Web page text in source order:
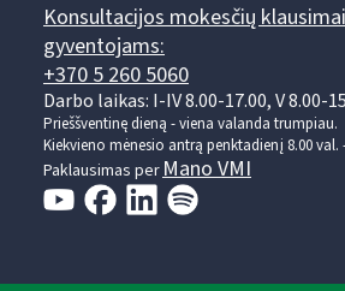
Konsultacijos mokesčių
gyventojams:
+370 5 260 5060
Darbo laikas: I-IV 8.00-17.00, V 8.00-
Prieššventinę dieną - viena valanda trumpiau.
Kiekvieno mėnesio antrą penktadienį 8.00 val.
Paklausimas per Mano VMI